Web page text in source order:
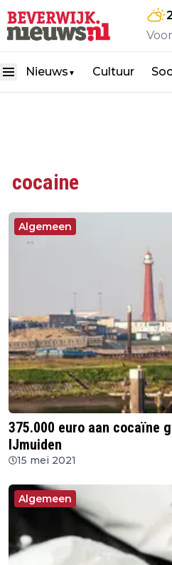
Nieuws ▼ Cultuur
cocaine
Algemeen
375.000 euro aan cocaïne
IJmuiden
15 mei 2021
Algemeen